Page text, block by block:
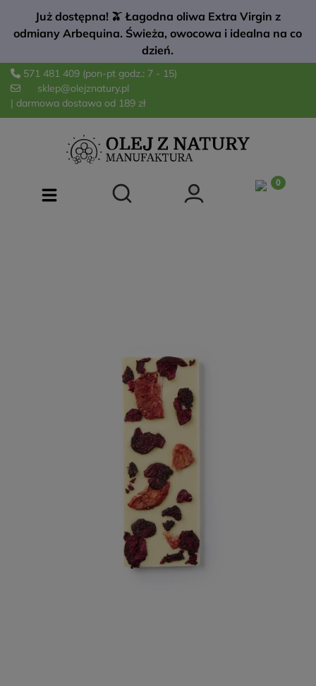
Już dostępna! 🫒 Łagodna oliwa Extra Virgin z
odmiany Arbequina. Świeża, owocowa i idealna na co
dzień.
571 481 409 (pon-pt godz.: 7 - 15)
sklep@olejznatury.pl
| darmowa dostawa od 189 zł